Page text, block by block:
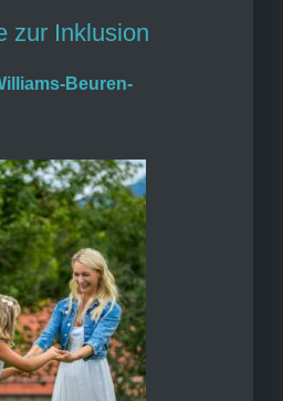
zur Inklusion
Beuren-